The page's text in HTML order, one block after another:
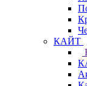
КАЙТ